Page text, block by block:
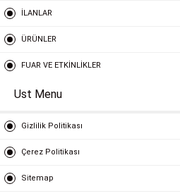
İLANLAR
ÜRÜNLER
FUAR VE ETKİNLİKLER
Ust Menu
Gizlilik Politikası
Çerez Politikası
Sitemap